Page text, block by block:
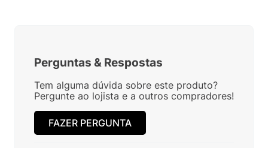
Perguntas & Respostas
Tem alguma dúvida sobre este produto?
Pergunte ao lojista e a outros compradores!
FAZER PERGUNTA